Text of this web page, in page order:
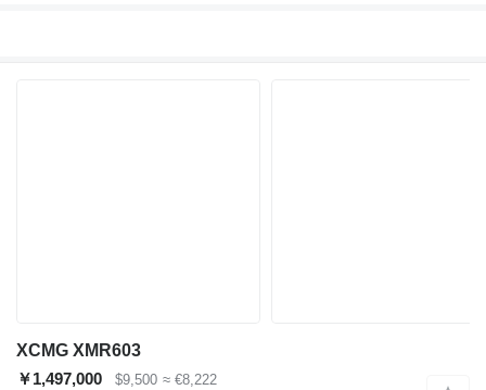
XCMG XMR603
￥1,497,000
$9,500 ≈ €8,222